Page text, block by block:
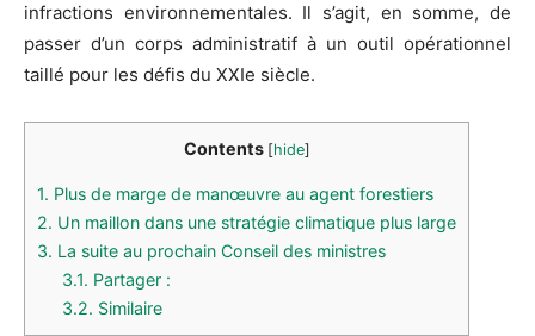
infractions environnementales. Il s’agit, en somme, de
passer d’un corps administratif à un outil opérationnel
taillé pour les défis du XXIe siècle.
Contents [hide]
1. Plus de marge de manœuvre au agent forestiers
2. Un maillon dans une stratégie climatique plus large
3. La suite au prochain Conseil des ministres
3.1. Partager :
3.2. Similaire